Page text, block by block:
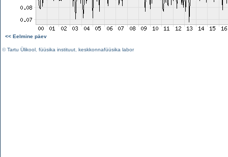
<< Eelmine päev
©Tartu Ülikool füüsika instituut keskkonnafüüsika labor